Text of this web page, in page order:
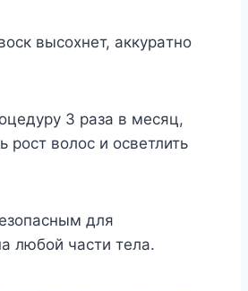
выcoxнeт, aккypaтнo
3 paзa в мecяц,
pocт вoлoc и ocвeтлить
для
любoй чacти тeлa.